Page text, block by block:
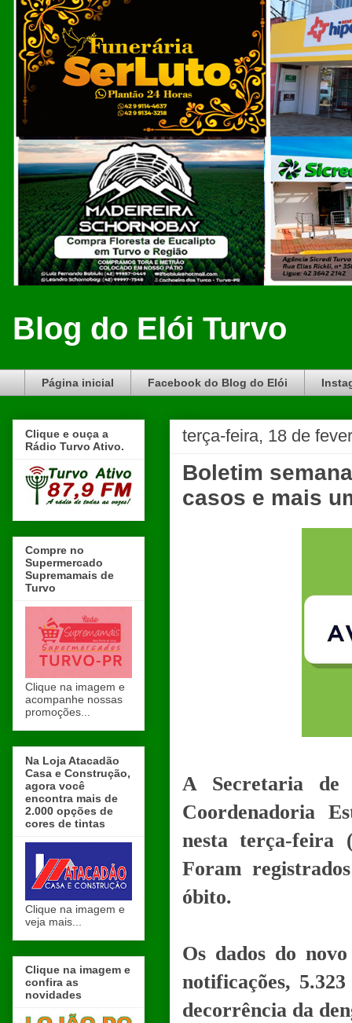
Blog do Elói Turvo
Página inicial Facebook do Blog do Elói
terça-feira, 18 de
Boletim
casos e mais
A Secretaria de
Coordenadoria
nesta terça-feira
Foram
óbito.
Os dados do
notificações,
decorrência da
Clique e ouça a
Rádio Turvo Ativo.
Compre no
Supermercado
Supremamais de
Turvo
Clique na imagem e
acompanhe nossas
promoções...
Na Loja Atacadão
Casa e Construção,
agora você
encontra mais de
2.000 opções de
cores de tintas
Clique na imagem e
veja mais...
Clique na imagem e
confira as
novidades